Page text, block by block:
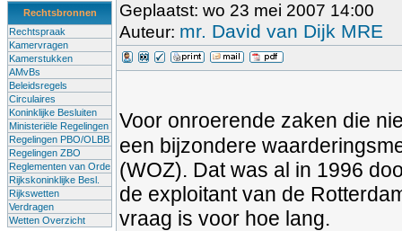
Rechtsbronnen
Rechtspraak
Kamervragen
Kamerstukken
AMvBs
Beleidsregels
Circulaires
Koninklijke Besluiten
Ministeriële Regelingen
Regelingen PBO/OLBB
Regelingen ZBO
Reglementen van Orde
Rijkskoninklijke Besl.
Rijkswetten
Verdragen
Wetten Overzicht
Geplaatst: wo 23 mei 2007 14:00
Auteur: mr. David van Dijk MRE
Voor onroerende zaken die
een bijzondere
(WOZ). Dat was al in 1996
de exploitant van de
vraag is voor hoe lang.